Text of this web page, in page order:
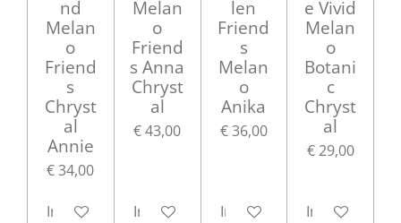
nd
Melan
o
Friend
s
Chryst
al
Annie
€ 34,00
In winkelwagen
Melan
o
Friend
s Anna
Chryst
al
€ 43,00
In winkelwagen
len
Friend
s
Melan
o
Anika
€ 36,00
In winkelwagen
e Vivid
Melan
o
Botani
c
Chryst
al
€ 29,00
In